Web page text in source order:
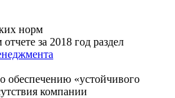
норм
за 2018 год раздел
обеспечению «устойчивого
компании